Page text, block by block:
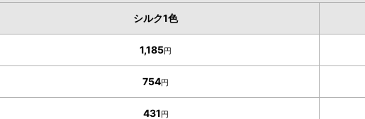
シルク1色
1,185円
754円
431円